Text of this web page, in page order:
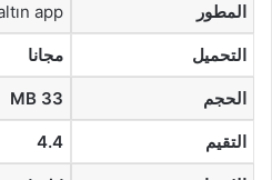
المطور app
التحميل مجانا
الحجم 33 MB
التقيم 4.4